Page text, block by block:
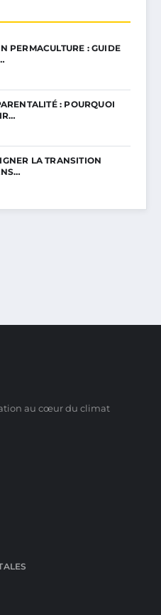
PERMACULTURE : GUIDE
: POURQUOI
LA TRANSITION
au cœur du climat